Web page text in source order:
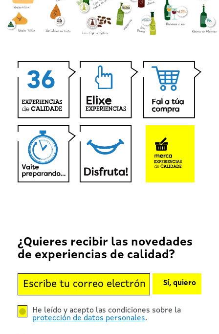
¿Quieres recibir las novedades
de experiencias de calidad?
He leído y acepto las condiciones sobre la
protección de datos personales.
Sí, quiero